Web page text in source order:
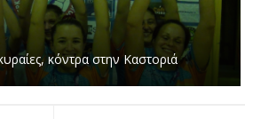
κόντρα στην Καστοριά